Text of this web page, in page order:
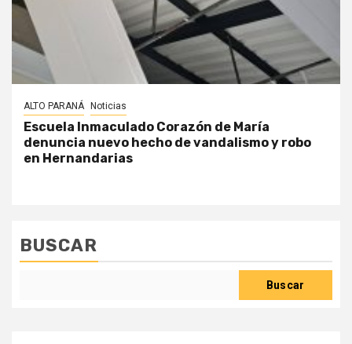
ALTO PARANÁ Noticias
Escuela Inmaculado Corazón de María
denuncia nuevo hecho de vandalismo y robo
en Hernandarias
BUSCAR
Buscar